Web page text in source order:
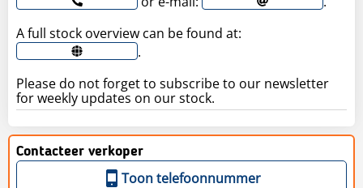
A full stock overview can be found at:
.
Please do not forget to subscribe to our newsletter
for weekly updates on our stock.
Contacteer verkoper
Toon telefoonnummer